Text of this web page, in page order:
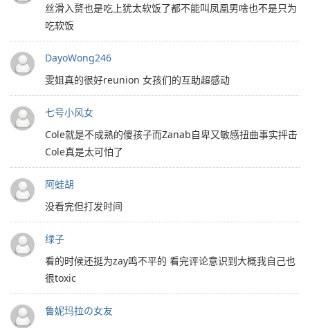
丝滑入赘也是吃上犹太软饭了都不能叫凤凰男啥也不是只为
吃软饭
DayoWong246
雯姐真的很好reunion 女孩们的互助超感动
七号小风女
Cole就是不成熟的傻孩子而Zanab自卑又敏感扭曲事实抨击
Cole真是太可怕了
阿蛙胡
没看完但打发时间
绿子
看的时候还挺为zay鸣不平的 看完评论意识到大概我自己也
很toxic
鲁妮玛拉の女友